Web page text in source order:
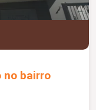
no bairro